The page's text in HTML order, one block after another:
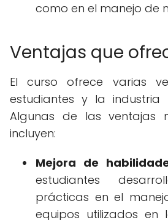
como en el manejo de
Ventajas que
El curso ofrece varias
estudiantes y la industria
Algunas de las ventajas
incluyen:
Mejora de
estudiantes
prácticas en el
equipos utilizados en